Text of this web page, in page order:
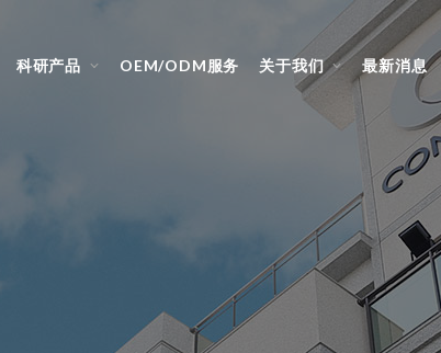
科研产品 OEM/ODM服务 关于我们 最新消息